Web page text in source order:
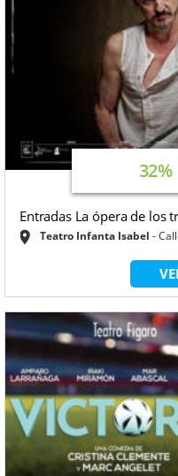
32%
Entradas La ópera de los
Teatro Infanta Isabel